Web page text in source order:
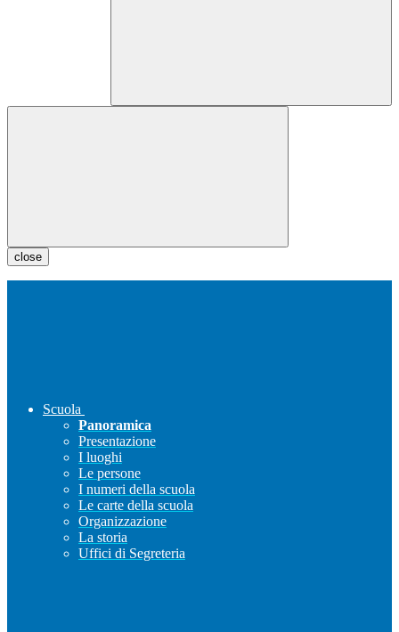
close
Scuola
Panoramica
Presentazione
I luoghi
Le persone
I numeri della scuola
Le carte della scuola
Organizzazione
La storia
Uffici di Segreteria